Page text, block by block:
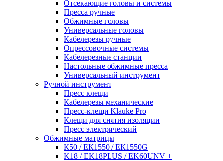
Отсекающие головы и системы
Пресса ручные
Обжимные головы
Универсальные головы
Кабелерезы ручные
Опрессовочные системы
Кабелерезные станции
Настольные обжимные пресса
Универсальный инструмент
Ручной инструмент
Пресс клещи
Кабелерезы механические
Пресс-клещи Klauke Pro
Клещи для снятия изоляции
Пресс электрический
Обжимные матрицы
К50 / ЕК1550 / ЕК1550G
K18 / EK18PLUS / EK60UNV +